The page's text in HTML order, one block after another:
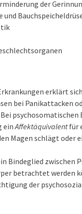
der
erklärt
bei Panikattacken
einAffektäquivalentfür
Magen schlägt
Bindeglied zwischen
betrachtet werden
der